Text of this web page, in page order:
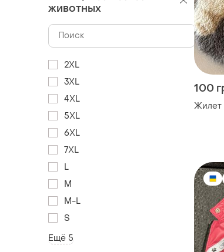
100
Жилет
животных
2XL
3XL
4XL
5XL
6XL
7XL
L
M
M-L
S
Ещё 5